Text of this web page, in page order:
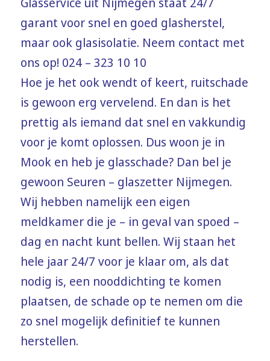
garant voor snel en goed glasherstel,
maar ook glasisolatie. Neem contact met
ons op! 024 – 323 10 10
Hoe je het ook wendt of keert, ruitschade
is gewoon erg vervelend. En dan is het
prettig als iemand dat snel en vakkundig
voor je komt oplossen. Dus woon je in
Mook en heb je glasschade? Dan bel je
gewoon Seuren – glaszetter Nijmegen.
Wij hebben namelijk een eigen
meldkamer die je – in geval van spoed –
dag en nacht kunt bellen. Wij staan het
hele jaar 24/7 voor je klaar om, als dat
nodig is, een nooddichting te komen
plaatsen, de schade op te nemen om die
zo snel mogelijk definitief te kunnen
herstellen.